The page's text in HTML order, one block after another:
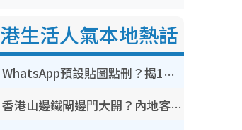
港生活人氣本地熱話
WhatsApp預設貼圖點刪？揭1招「反向操作」還原簡潔介面 附3步實測教學
香港山邊鐵閘邊門大開？內地客困惑意義何在！網民神回覆：呢種叫法理性防禦